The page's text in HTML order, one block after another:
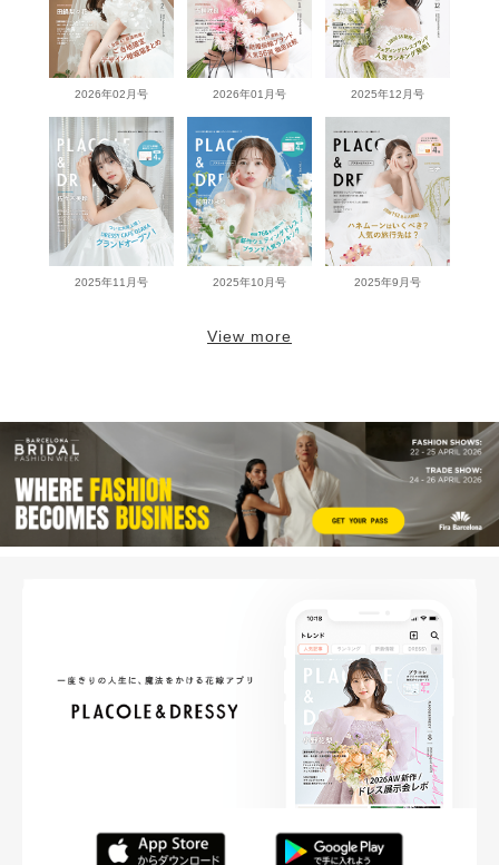
2026年02月号 2026年01月号 2025年12月号
2025年11月号 2025年10月号 2025年9月号
View more